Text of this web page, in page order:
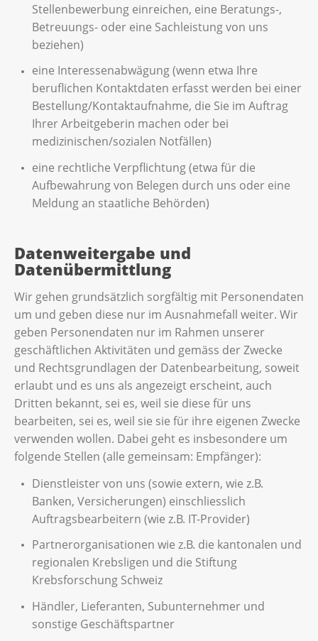
Stellenbewerbung einreichen, eine Beratungs-,
Betreuungs- oder eine Sachleistung von uns
beziehen)
eine Interessenabwägung (wenn etwa Ihre
beruflichen Kontaktdaten erfasst werden bei einer
Bestellung/Kontaktaufnahme, die Sie im Auftrag
Ihrer Arbeitgeberin machen oder bei
medizinischen/sozialen Notfällen)
eine rechtliche Verpflichtung (etwa für die
Aufbewahrung von Belegen durch uns oder eine
Meldung an staatliche Behörden)
Datenweitergabe und
Datenübermittlung
Wir gehen grundsätzlich sorgfältig mit Personendaten
um und geben diese nur im Ausnahmefall weiter. Wir
geben Personendaten nur im Rahmen unserer
geschäftlichen Aktivitäten und gemäss der Zwecke
und Rechtsgrundlagen der Datenbearbeitung, soweit
erlaubt und es uns als angezeigt erscheint, auch
Dritten bekannt, sei es, weil sie diese für uns
bearbeiten, sei es, weil sie sie für ihre eigenen Zwecke
verwenden wollen. Dabei geht es insbesondere um
folgende Stellen (alle gemeinsam: Empfänger):
Dienstleister von uns (sowie extern, wie z.B.
Banken, Versicherungen) einschliesslich
Auftragsbearbeitern (wie z.B. IT-Provider)
Partnerorganisationen wie z.B. die kantonalen und
regionalen Krebsligen und die Stiftung
Krebsforschung Schweiz
Händler, Lieferanten, Subunternehmer und
sonstige Geschäftspartner